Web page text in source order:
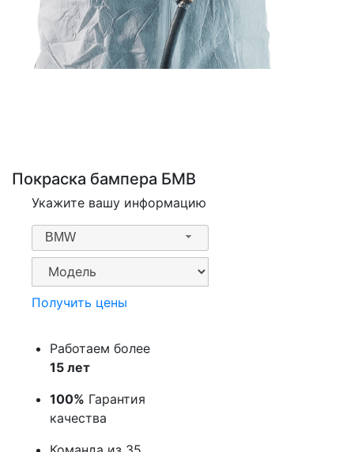
Покраска бампера БМВ
Укажите вашу информацию
BMW
Получить цены
Работаем более
15 лет
100% Гарантия
качества